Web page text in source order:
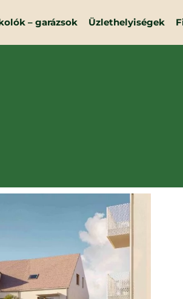
– garázsok Üzlethelyiségek